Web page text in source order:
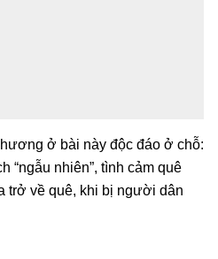
ở bài này độc đáo ở chỗ:
“ngẫu nhiên”, tình cảm quê
trở về quê, khi bị người dân